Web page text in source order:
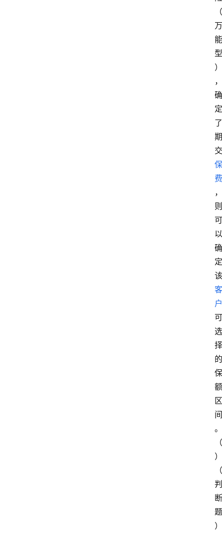
（
万
能
型
）
，
确
定
了
期
交
保
费
，
则
可
以
确
定
该
客
户
可
选
择
的
保
额
区
间
。
（
）
（
判
断
题
）